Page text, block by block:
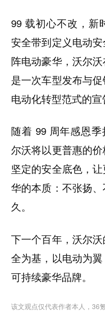
99 载初心不改，新
安全带到定义电动
阵电动豪华，沃尔
是一次车型发布与
电动化转型范式的宣
随着 99 周年感恩
尔沃将以更普惠的
坚定的安全底色，
华的本质：不张扬
久。
下一个百年，沃尔
全为基，以电动为
可持续豪华品牌。
该文观点仅代表作者本人，36